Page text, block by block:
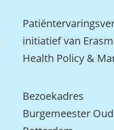
initiatief van
Health Policy &
Bezoekadres
Burgemeester